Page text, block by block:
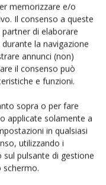
memorizzare e/o
Il consenso a queste
di elaborare
la navigazione
annunci (non)
il consenso può
e funzioni.
sopra o per fare
applicate solamente a
in qualsiasi
utilizzando i
sul pulsante di gestione
schermo.
questo browser per i